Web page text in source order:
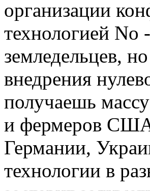
организации
технологией No
земледельцев,
внедрения
получаешь
и фермеров
Германии,
технологии в